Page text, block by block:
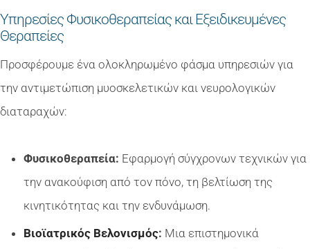
Υπηρεσίες Φυσικοθεραπείας και Εξειδικευμένες
Θεραπείες
Προσφέρουμε ένα ολοκληρωμένο φάσμα υπηρεσιών για
την αντιμετώπιση μυοσκελετικών και νευρολογικών
διαταραχών:
Φυσικοθεραπεία: Εφαρμογή σύγχρονων τεχνικών για
την ανακούφιση από τον πόνο, τη βελτίωση της
κινητικότητας και την ενδυνάμωση.
Βιοϊατρικός Βελονισμός: Μια επιστημονικά